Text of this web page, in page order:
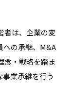
者は、企業の変
への承継、M&A
念・戦略を踏ま
業承継を行う